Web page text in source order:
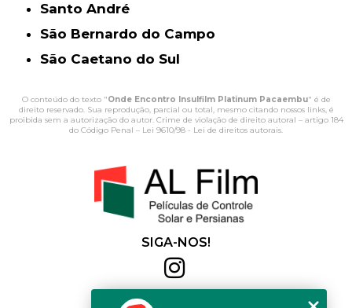
Santo André
São Bernardo do Campo
São Caetano do Sul
O conteúdo do texto "Onde Encontro Insulfilm Platinum Pacaembu" é de
direito reservado. Sua reprodução, parcial ou total, mesmo citando nossos links, é
proibida sem a autorização do autor. Crime de violação de direito autoral – artigo 184
do Código Penal – Lei 9610/98 - Lei de direitos autorais.
SIGA-NOS!